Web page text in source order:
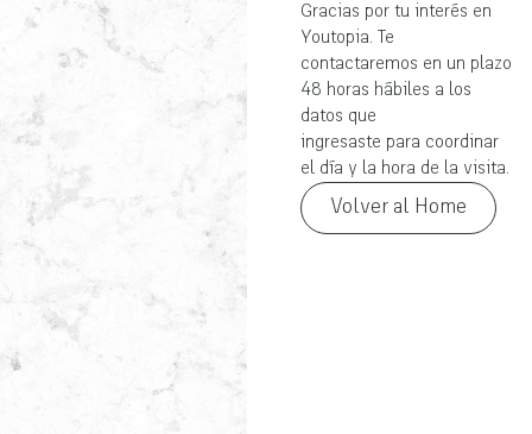
Gracias por tu interés en
Youtopia. Te
contactaremos en un plazo
48 horas hábiles a los
datos que
ingresaste para coordinar
el día y la hora de la visita.
Volver al Home